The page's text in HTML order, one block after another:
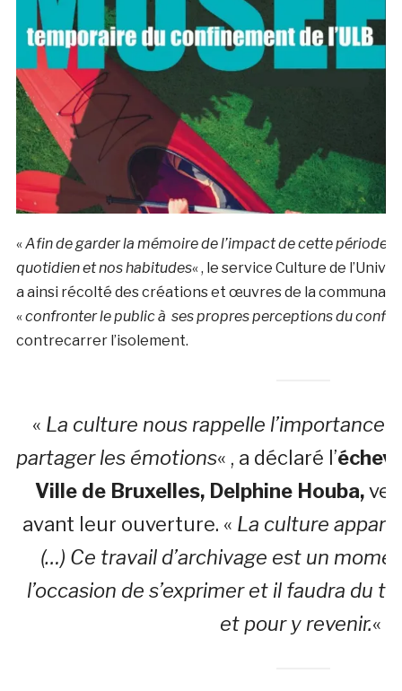
«Afin de garder la mémoire de l’impact de cette période
quotidien et nos habitudes« , le service Culture de
a ainsi récolté des créations et œuvres de la
«confronter le public à ses propres perceptions du
contrecarrer l’isolement.
« La culture nous rappelle l’importance
partager les émotions« , a déclaré l’
Ville de Bruxelles, Delphine Houba,
avant leur ouverture. « La culture
(…) Ce travail d’archivage est un
l’occasion de s’exprimer et il faudra du
et pour y revenir.«